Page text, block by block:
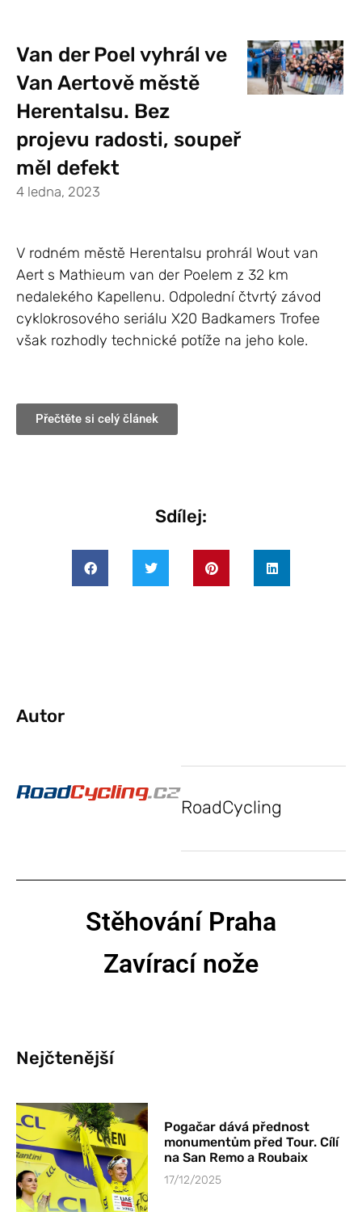
Van der Poel vyhrál ve
Van Aertově městě
Herentalsu. Bez
projevu radosti, soupeř
měl defekt
4 ledna, 2023
V rodném městě Herentalsu prohrál Wout van
Aert s Mathieum van der Poelem z 32 km
nedalekého Kapellenu. Odpolední čtvrtý závod
cyklokrosového seriálu X20 Badkamers Trofee
však rozhodly technické potíže na jeho kole.
Přečtěte si celý článek
Sdílej:
Autor
RoadCycling
Stěhování Praha
Zavírací nože
Nejčtenější
Pogačar dává přednost
monumentům před Tour. Cílí
na San Remo a Roubaix
17/12/2025